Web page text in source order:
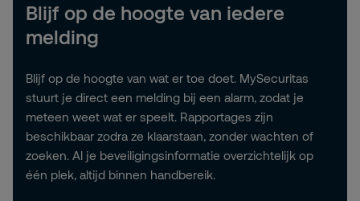
Blijf op de hoogte van iedere
melding
Blijf op de hoogte van wat er toe doet. MySecuritas
stuurt je direct een melding bij een alarm, zodat je
meteen weet wat er speelt. Rapportages zijn
beschikbaar zodra ze klaarstaan, zonder wachten of
zoeken. Al je beveiligingsinformatie overzichtelijk op
één plek, altijd binnen handbereik.